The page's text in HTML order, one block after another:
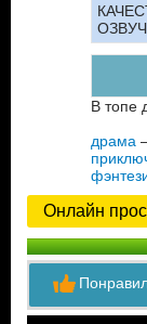
В топе
драма
Онлайн